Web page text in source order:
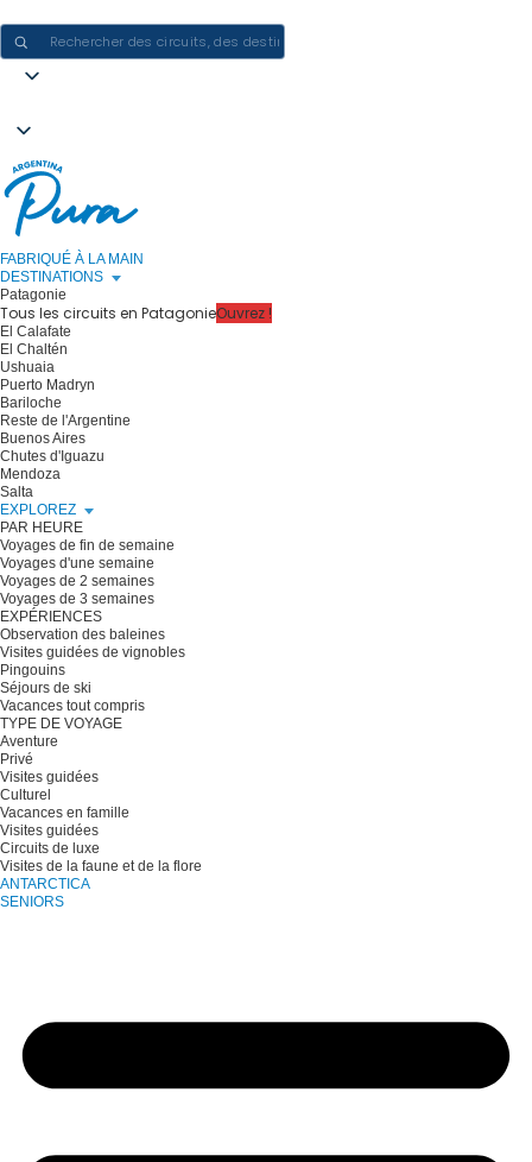
FABRIQUÉ À LA MAIN
DESTINATIONS
Patagonie
Tous les circuits en PatagonieOuvrez !
El Calafate
El Chaltén
Ushuaia
Puerto Madryn
Bariloche
Reste de l'Argentine
Buenos Aires
Chutes d'Iguazu
Mendoza
Salta
EXPLOREZ
PAR HEURE
Voyages de fin de semaine
Voyages d'une semaine
Voyages de 2 semaines
Voyages de 3 semaines
EXPÉRIENCES
Observation des baleines
Visites guidées de vignobles
Pingouins
Séjours de ski
Vacances tout compris
TYPE DE VOYAGE
Aventure
Privé
Visites guidées
Culturel
Vacances en famille
Visites guidées
Circuits de luxe
Visites de la faune et de la flore
ANTARCTICA
SENIORS